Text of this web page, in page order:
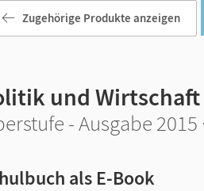
Zugehörige Produkte anzeigen
und Wirtschaft
- Ausgabe 2015
als E-Book